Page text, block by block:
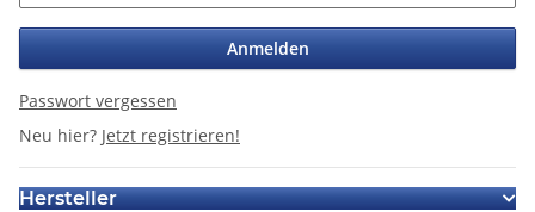
Anmelden
Passwort vergessen
Neu hier? Jetzt registrieren!
Hersteller